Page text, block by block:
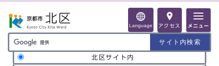
Language アクセス メニュー
サイト内検索の範囲
北区サイト内